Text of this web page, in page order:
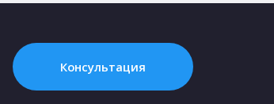
Консультация